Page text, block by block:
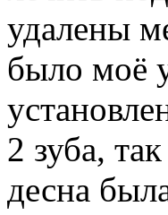
удалены
было моё
2 зуба,
десна